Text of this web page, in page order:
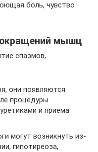
боль, чувство
мышц
спазмов,
они появляются
процедуры
и приема
могут возникнуть из-
гипотиреоза,